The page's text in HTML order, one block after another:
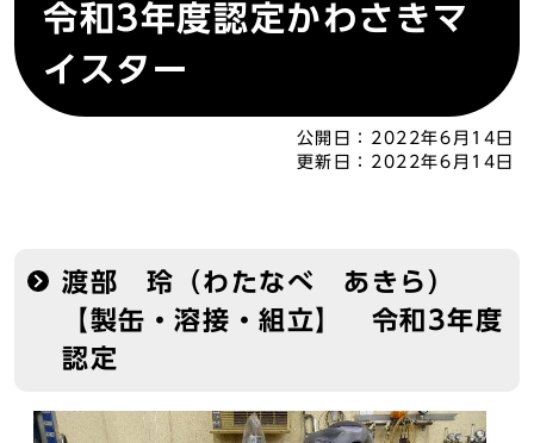
令和3年度認定かわさきマ
イスター
公開日： 2022年6月14日
更新日： 2022年6月14日
渡部 玲（わたなべ あきら）
【製缶・溶接・組立】 令和3年度
認定